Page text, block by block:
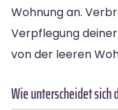
Wohnung an.
Verpflegung
von der leeren
Wie unterscheidet sich